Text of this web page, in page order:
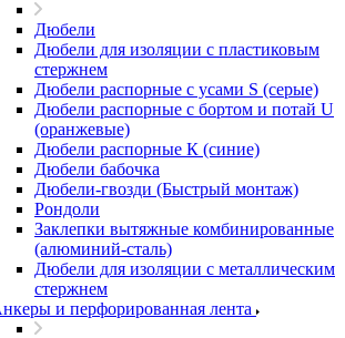
Дюбели
Дюбели для изоляции с пластиковым
стержнем
Дюбели распорные с усами S (серые)
Дюбели распорные c бортом и потай U
(оранжевые)
Дюбели распорные К (синие)
Дюбели бабочка
Дюбели-гвозди (Быстрый монтаж)
Рондоли
Заклепки вытяжные комбинированные
(алюминий-сталь)
Дюбели для изоляции с металлическим
стержнем
и перфорированная лента